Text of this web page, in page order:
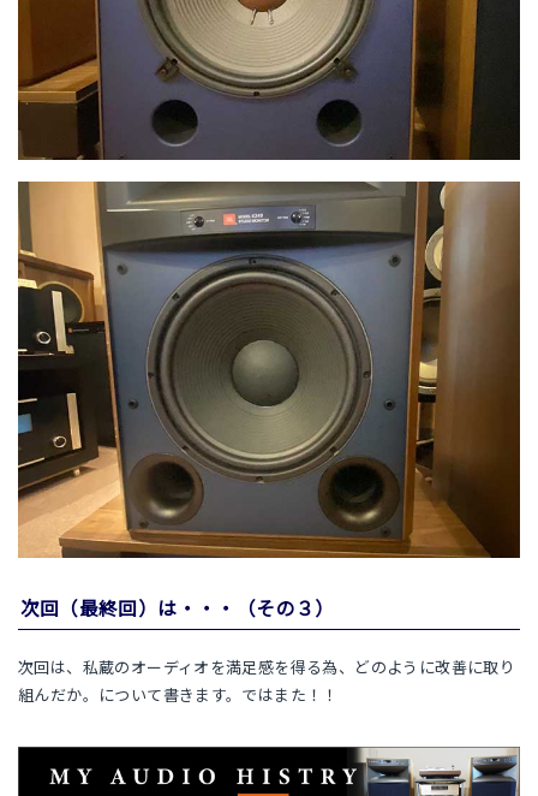
次回（最終回）は・・・（その３）
次回は、私蔵のオーディオを満足感を得る為、どのように改善に取り
組んだか。について書きます。ではまた！！